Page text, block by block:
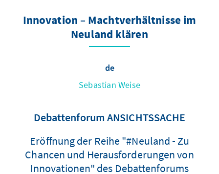
Innovation – Machtverhältnisse im
Neuland klären
de
Sebastian Weise
Debattenforum ANSICHTSSACHE
Eröffnung der Reihe "#Neuland - Zu
Chancen und Herausforderungen von
Innovationen" des Debattenforums